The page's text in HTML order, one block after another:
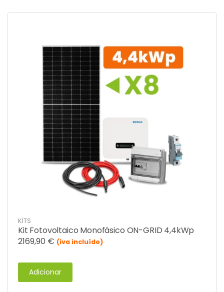
KITS
Kit Fotovoltaico Monofásico ON-GRID 4,4kWp
2169,90 € (iva incluído)
Adicionar